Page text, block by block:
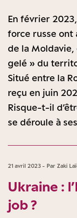
En février
force russe ont
de la
gelé » du
Situé entre la
reçu en juin
Risque-t-il
se déroule à
21 avril 2023 - Par Zaki
Ukraine :
job ?